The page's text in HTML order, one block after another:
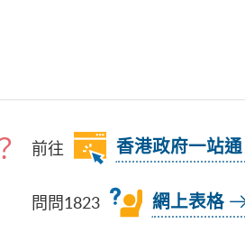
前往 香港政府一站通
問問1823 網上表格